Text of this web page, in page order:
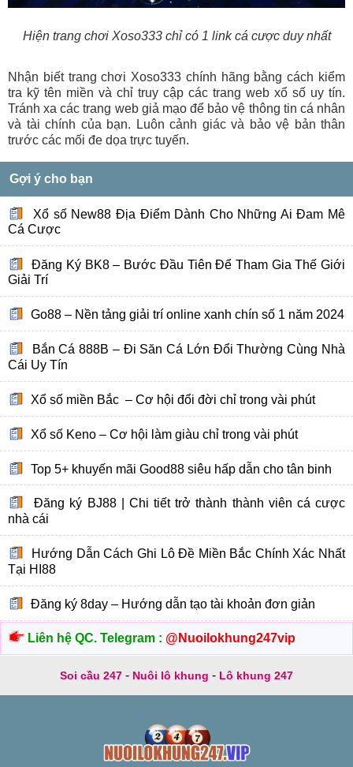
Hiện trang chơi Xoso333 chỉ có 1 link cá cược duy nhất
Nhận biết trang chơi Xoso333 chính hãng bằng cách kiểm
tra kỹ tên miền và chỉ truy cập các trang web xổ số uy tín.
Tránh xa các trang web giả mạo để bảo vệ thông tin cá nhân
và tài chính của bạn. Luôn cảnh giác và bảo vệ bản thân
trước các mối đe dọa trực tuyến.
Gợi ý cho bạn
Xổ số New88 Địa Điểm Dành Cho Những Ai Đam Mê
Cá Cược
Đăng Ký BK8 – Bước Đầu Tiên Để Tham Gia Thế Giới
Giải Trí
Go88 – Nền tảng giải trí online xanh chín số 1 năm 2024
Bắn Cá 888B – Đi Săn Cá Lớn Đổi Thường Cùng Nhà
Cái Uy Tín
Xổ số miền Bắc – Cơ hội đổi đời chỉ trong vài phút
Xổ số Keno – Cơ hội làm giàu chỉ trong vài phút
Top 5+ khuyến mãi Good88 siêu hấp dẫn cho tân binh
Đăng ký BJ88 | Chi tiết trở thành thành viên cá cược
nhà cái
Hướng Dẫn Cách Ghi Lô Đề Miền Bắc Chính Xác Nhất
Tại HI88
Đăng ký 8day – Hướng dẫn tạo tài khoản đơn giản
Liên hệ QC. Telegram : @Nuoilokhung247vip
Soi cầu 247 - Nuôi lô khung - Lô khung 247